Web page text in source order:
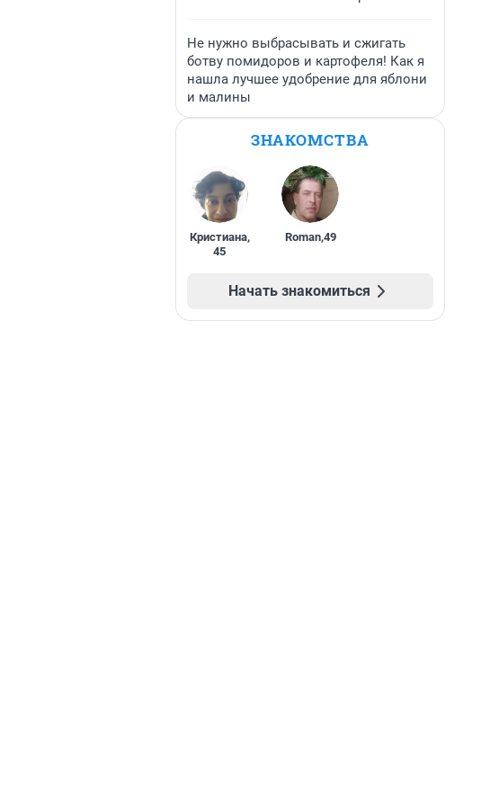
Не нужно выбрасывать и сжигать
ботву помидоров и картофеля! Как я
нашла лучшее удобрение для яблони
и малины
ЗНАКОМСТВА
Кристиана,
45
Roman,49
Начать знакомиться